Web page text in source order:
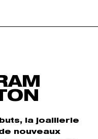
la joaillerie
nouveaux